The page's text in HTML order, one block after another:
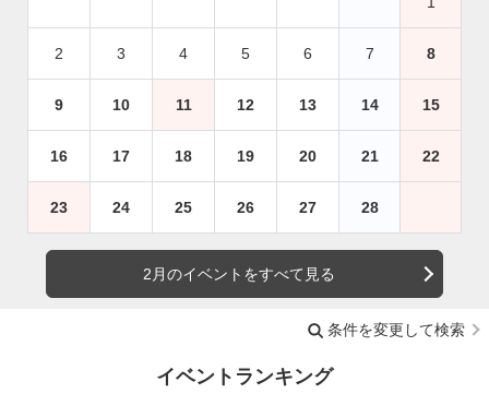
2 3 4 5 6 7 8
9 10 11 12 13 14 15
16 17 18 19 20 21 22
23 24 25 26 27 28
2月のイベントをすべて見る
条件を変更して検索
イベントランキング